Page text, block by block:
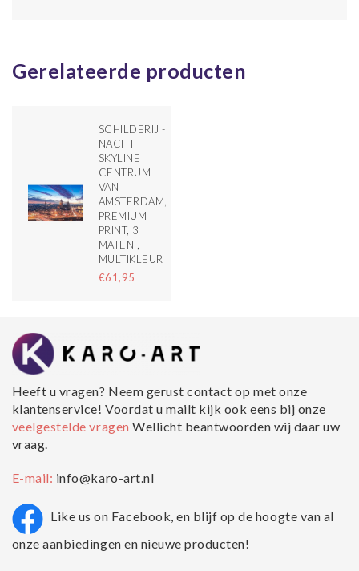
Gerelateerde producten
SCHILDERIJ -
NACHT
SKYLINE
CENTRUM
VAN
AMSTERDAM,
PREMIUM
PRINT, 3
MATEN ,
MULTIKLEUR
€61,95
Heeft u vragen? Neem gerust contact op met onze
klantenservice! Voordat u mailt kijk ook eens bij onze
veelgestelde vragenWellicht beantwoorden wij daar uw
vraag.
E-mail: info@karo-art.nl
Like us on Facebook, en blijf op de hoogte van al
onze aanbiedingen en nieuwe producten!